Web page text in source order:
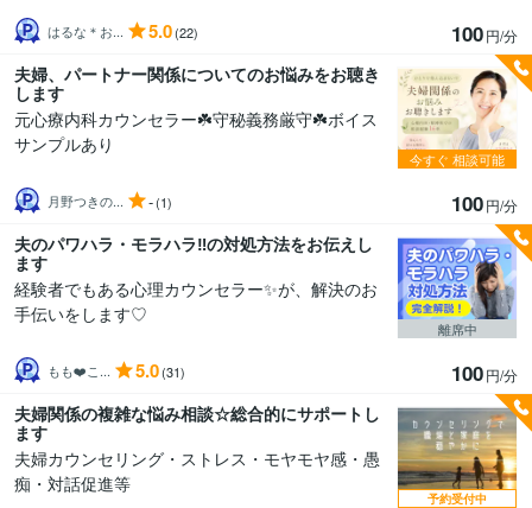
はるな＊お... 5.0(22) 100円/分
夫婦、パートナー関係についてのお悩みをお聴き
します
元心療内科カウンセラー☘️守秘義務厳守☘️ボイス
サンプルあり
月野つきの... -(1) 100円/分
今すぐ 相談可能
夫のパワハラ・モラハラ‼️の対処方法をお伝えし
ます
経験者でもある心理カウンセラー✨が、解決のお
手伝いをします♡
もも❤️こ... 5.0(31) 100円/分
離席中
夫婦関係の複雑な悩み相談☆総合的にサポートし
ます
夫婦カウンセリング・ストレス・モヤモヤ感・愚
痴・対話促進等
予約受付中